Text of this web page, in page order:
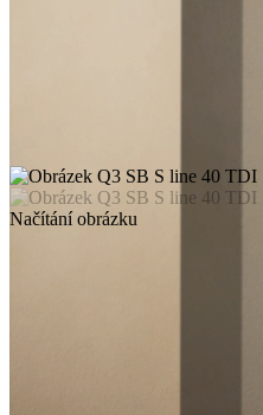
Načítání obrázku